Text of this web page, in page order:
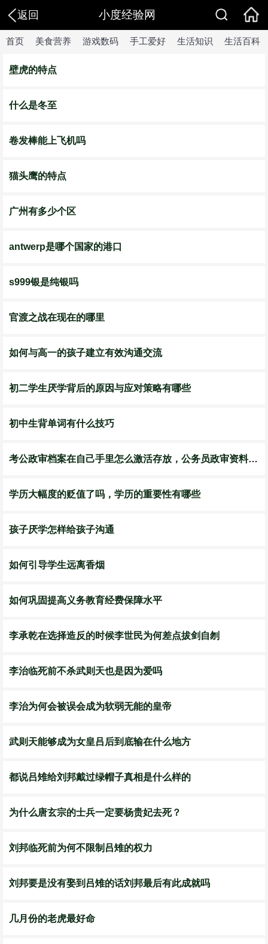
返回 小度经验网
首页 美食营养 游戏数码 手工爱好 生活知识 生活百科
壁虎的特点
什么是冬至
卷发棒能上飞机吗
猫头鹰的特点
广州有多少个区
antwerp是哪个国家的港口
s999银是纯银吗
官渡之战在现在的哪里
如何与高一的孩子建立有效沟通交流
初二学生厌学背后的原因与应对策略有哪些
初中生背单词有什么技巧
考公政审档案在自己手里怎么激活存放，公务员政审资料怎么激活
学历大幅度的贬值了吗，学历的重要性有哪些
孩子厌学怎样给孩子沟通
如何引导学生远离香烟
如何巩固提高义务教育经费保障水平
李承乾在选择造反的时候李世民为何差点拔剑自刎
李治临死前不杀武则天也是因为爱吗
李治为何会被误会成为软弱无能的皇帝
武则天能够成为女皇吕后到底输在什么地方
都说吕雉给刘邦戴过绿帽子真相是什么样的
为什么唐玄宗的士兵一定要杨贵妃去死？
刘邦临死前为何不限制吕雉的权力
刘邦要是没有娶到吕雉的话刘邦最后有此成就吗
几月份的老虎最好命